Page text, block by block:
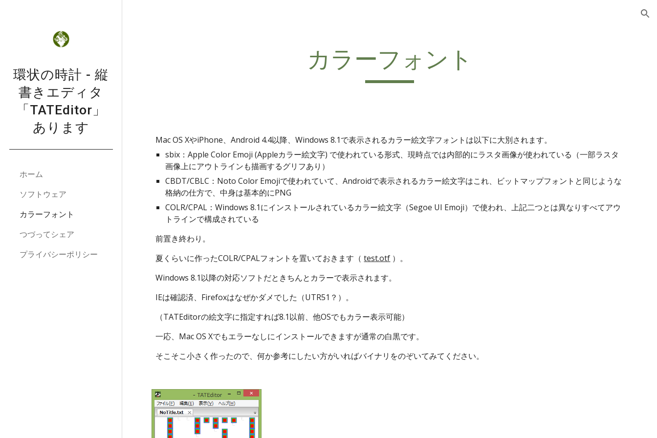
環状の時計 - 縦
書きエディタ
「TATEditor」
あります
ホーム
ソフトウェア
カラーフォント
つづってシェア
プライバシーポリシー
カラーフォント
Mac OS XやiPhone、Android 4.4以降、Windows 8.1で表示されるカラー絵文字フォントは以下に大別されます。
sbix：Apple Color Emoji (Appleカラー絵文字) で使われている形式、現時点では内部的にラスタ画像が使われている（一部ラスタ
画像上にアウトラインも描画するグリフあり）
CBDT/CBLC：Noto Color Emojiで使われていて、Androidで表示されるカラー絵文字はこれ、ビットマップフォントと同じような
格納の仕方で、中身は基本的にPNG
COLR/CPAL：Windows 8.1にインストールされているカラー絵文字（Segoe UI Emoji）で使われ、上記二つとは異なりすべてアウ
トラインで構成されている
前置き終わり。
夏くらいに作ったCOLR/CPALフォントを置いておきます（ test.otf ）。
Windows 8.1以降の対応ソフトだときちんとカラーで表示されます。
IEは確認済、Firefoxはなぜかダメでした（UTR51？）。
（TATEditorの絵文字に指定すれば8.1以前、他OSでもカラー表示可能）
一応、Mac OS Xでもエラーなしにインストールできますが通常の白黒です。
そこそこ小さく作ったので、何か参考にしたい方がいればバイナリをのぞいてみてください。